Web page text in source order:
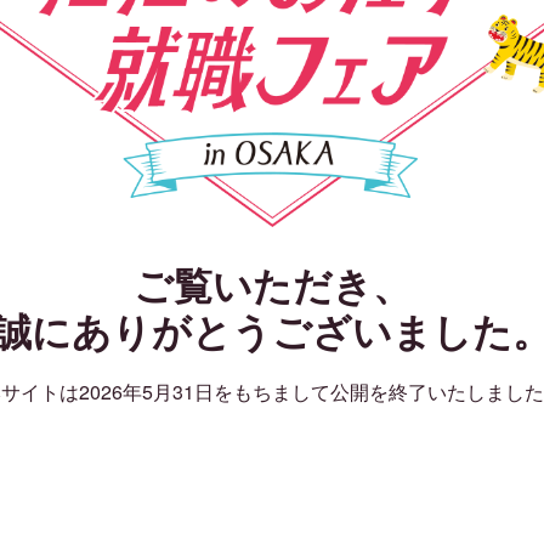
ご覧いただき、
にありがとうございました
イトは2026年5月31日をもちまして公開を終了いたしまし